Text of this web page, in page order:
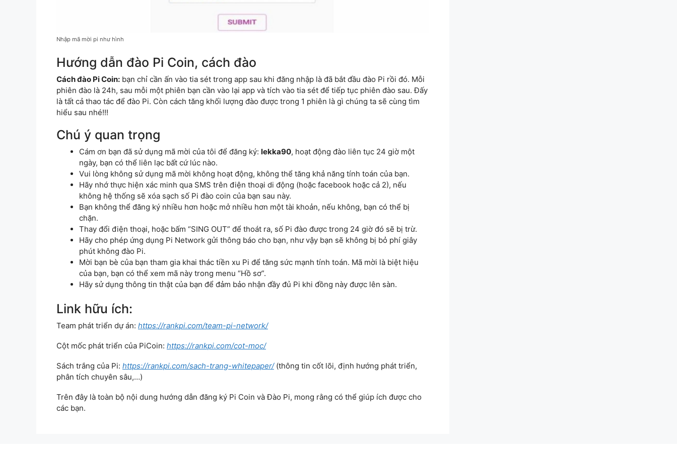
Nhập mã mời pi như hình
Hướng dẫn đào Pi Coin, cách đào
Cách đào Pi Coin: bạn chỉ cần ấn vào tia sét trong app sau khi đăng nhập là đã bắt đầu đào Pi rồi đó. Mỗi
phiên đào là 24h, sau mỗi một phiên bạn cần vào lại app và tích vào tia sét để tiếp tục phiên đào sau. Đấy
là tất cả thao tác để đào Pi. Còn cách tăng khối lượng đào được trong 1 phiên là gì chúng ta sẽ cùng tìm
hiểu sau nhé!!!
Chú ý quan trọng
Cám ơn bạn đã sử dụng mã mời của tôi để đăng ký: lekka90, hoạt động đào liên tục 24 giờ một
ngày, bạn có thể liên lạc bất cứ lúc nào.
Vui lòng không sử dụng mã mời không hoạt động, không thể tăng khả năng tính toán của bạn.
Hãy nhớ thực hiện xác minh qua SMS trên điện thoại di động (hoặc facebook hoặc cả 2), nếu
không hệ thống sẽ xóa sạch số Pi đào coin của bạn sau này.
Bạn không thể đăng ký nhiều hơn hoặc mở nhiều hơn một tài khoản, nếu không, bạn có thể bị
chặn.
Thay đổi điện thoại, hoặc bấm “SING OUT” để thoát ra, số Pi đào được trong 24 giờ đó sẽ bị trừ.
Hãy cho phép ứng dụng Pi Network gửi thông báo cho bạn, như vậy bạn sẽ không bị bỏ phí giây
phút không đào Pi.
Mời bạn bè của bạn tham gia khai thác tiền xu Pi để tăng sức mạnh tính toán. Mã mời là biệt hiệu
của bạn, bạn có thể xem mã này trong menu “Hồ sơ”.
Hãy sử dụng thông tin thật của bạn để đảm bảo nhận đầy đủ Pi khi đồng này được lên sàn.
Link hữu ích:
Team phát triển dự án: https://rankpi.com/team-pi-network/
Cột mốc phát triển của PiCoin: https://rankpi.com/cot-moc/
Sách trắng của Pi: https://rankpi.com/sach-trang-whitepaper/(thông tin cốt lõi, định hướng phát triển,
phân tích chuyên sâu,…)
Trên đây là toàn bộ nội dung hướng dẫn đăng ký Pi Coin và Đào Pi, mong rằng có thể giúp ích được cho
các bạn.